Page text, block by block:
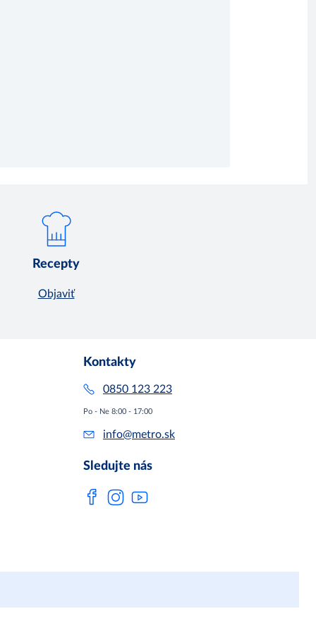
Recepty
Objaviť
Kontakty
0850 123 223
Po - Ne 8:00 - 17:00
info@metro.sk
Sledujte nás